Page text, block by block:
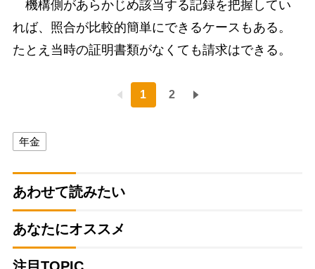
機構側があらかじめ該当する記録を把握してい
れば、照合が比較的簡単にできるケースもある。
たとえ当時の証明書類がなくても請求はできる。
1 2
年金
あわせて読みたい
あなたにオススメ